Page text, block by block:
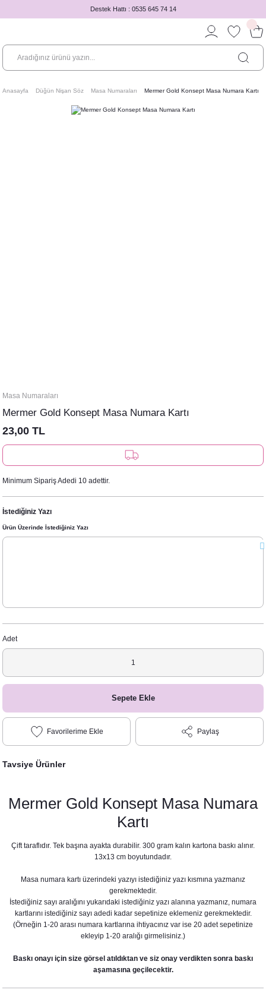
Destek Hattı : 0535 645 74 14
Anasayfa Düğün Nişan Söz Masa Numaraları Mermer Gold Konsept Masa Numara Kartı
Masa Numaraları
Mermer Gold Konsept Masa Numara Kartı
23,00 TL
Minimum Sipariş Adedi 10 adettir.
İstediğiniz Yazı
Ürün Üzerinde İstediğiniz Yazı
Adet
Sepete Ekle
Paylaş
Tavsiye Ürünler
530,00 TL
Mermer Gold Konsept Masa Numara
Kartı
Çift taraflıdır. Tek başına ayakta durabilir. 300 gram kalın kartona baskı alınır.
13x13 cm boyutundadır.
Masa numara kartı üzerindeki yazıyı istediğiniz yazı kısmına yazmanız
gerekmektedir.
İstediğiniz sayı aralığını yukarıdaki istediğiniz yazı alanına yazmanız, numara
kartlarını istediğiniz sayı adedi kadar sepetinize eklemeniz gerekmektedir.
(Örneğin 1-20 arası numara kartlarına ihtiyacınız var ise 20 adet sepetinize
ekleyip 1-20 aralığı girmelisiniz.)
Baskı onayı için size görsel atıldıktan ve siz onay verdikten sonra baskı
aşamasına geçilecektir.